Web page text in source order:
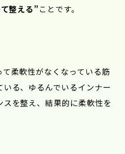
整える”ことです。
柔軟性がなくなっている筋
る、ゆるんでいるインナー
を整え、結果的に柔軟性を